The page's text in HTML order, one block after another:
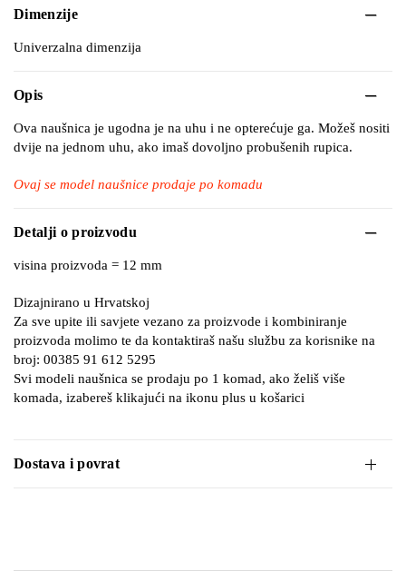
Dimenzije
Univerzalna dimenzija
Opis
Ova naušnica je ugodna je na uhu i ne opterećuje ga. Možeš nositi
dvije na jednom uhu, ako imaš dovoljno probušenih rupica.
Ovaj se model naušnice prodaje po komadu
Detalji o proizvodu
visina proizvoda = 12 mm
Dizajnirano u Hrvatskoj
Za sve upite ili savjete vezano za proizvode i kombiniranje
proizvoda molimo te da kontaktiraš našu službu za korisnike na
broj: 00385 91 612 5295
Svi modeli naušnica se prodaju po 1 komad, ako želiš više
komada, izabereš klikajući na ikonu plus u košarici
Dostava i povrat